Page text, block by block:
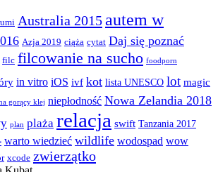
Australia 2015autem w
Azja 2019 ciąża cytat Daj się poznać
filc filcowanie na sucho foodporn
in vitro iOS ivf kot lista UNESCO lot magic
gorący klej niepłodność Nowa Zelandia 2018
plan plaża relacja swift Tanzania 2017
warto wiedzieć wildlife wodospad wow
xcode zwierzątko